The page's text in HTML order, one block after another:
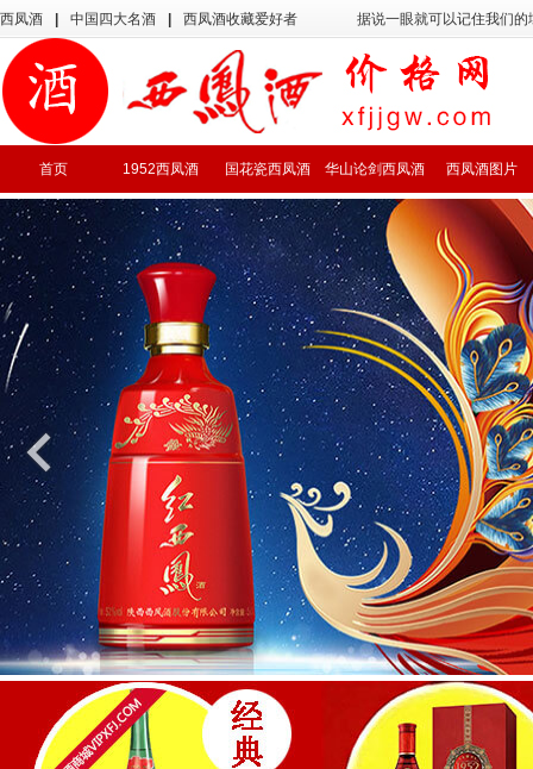
西凤酒 中国四大名酒 西凤酒收藏爱好者 据说一眼就可以记住我们
首页 1952西凤酒 国花瓷西凤酒 华山论剑西凤酒 西凤酒图片